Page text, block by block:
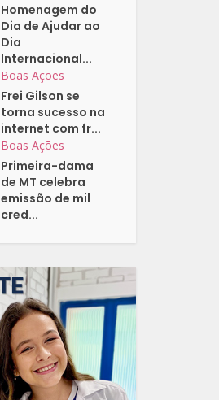
Homenagem do
Dia de Ajudar ao
Dia
Internacional...
Boas Ações
Frei Gilson se
torna sucesso na
internet com fr...
Boas Ações
Primeira-dama
de MT celebra
emissão de mil
cred...